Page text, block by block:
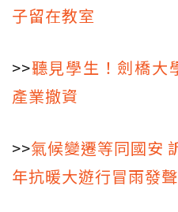
子留在教室
>>聽見學生！劍橋大
產業撤資
>>氣候變遷等同國安
年抗暖大遊行冒雨發聲